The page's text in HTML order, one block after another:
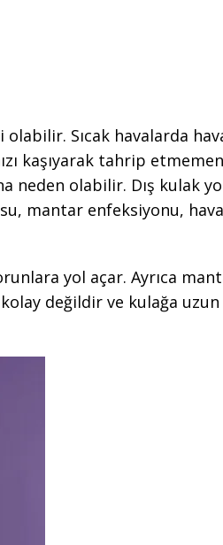
olabilir. Sıcak havalarda
kaşıyarak tahrip
neden olabilir. Dış kulak
mantar enfeksiyonu,
yol açar. Ayrıca
değildir ve kulağa